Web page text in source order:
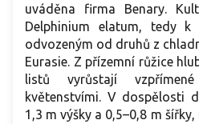
uváděna firma Benary.
Delphinium elatum, tedy k
odvozeným od druhů z
Eurasie. Z přízemní růžice
listů vyrůstají
květenstvími. V dospělosti
1,3 m výšky a 0,5–0,8 m